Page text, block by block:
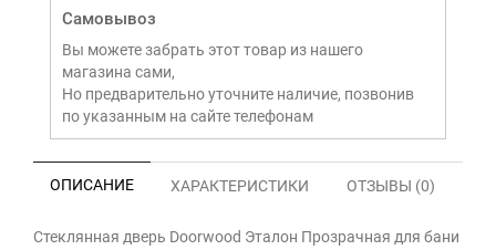
Самовывоз
Вы можете забрать этот товар из нашего
магазина сами,
Но предварительно уточните наличие, позвонив
по указанным на сайте телефонам
ОПИСАНИЕ ХАРАКТЕРИСТИКИ ОТЗЫВЫ (0)
Стеклянная дверь Doorwood Эталон Прозрачная для бани